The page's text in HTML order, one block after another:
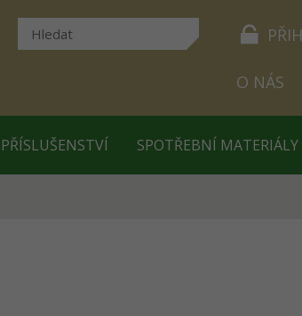
O NÁS
PŘÍSLUŠENSTVÍ SPOTŘEBNÍ MATERIÁLY